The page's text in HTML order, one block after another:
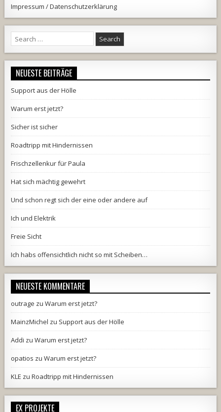
Impressum / Datenschutzerklärung
Search
for:
NEUESTE BEITRÄGE
Support aus der Hölle
Warum erst jetzt?
Sicher ist sicher
Roadtripp mit Hindernissen
Frischzellenkur für Paula
Hat sich mächtig gewehrt
Und schon regt sich der eine oder andere auf
Ich und Elektrik
Freie Sicht
Ich habs offensichtlich nicht so mit Scheiben…
NEUESTE KOMMENTARE
outrage zuWarum erst jetzt?
MainzMichel zu Support aus der Hölle
Addi zuWarum erst jetzt?
opatios zuWarum erst jetzt?
KLE zuRoadtripp mit Hindernissen
EX PROJEKTE